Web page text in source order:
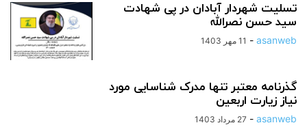
تسلیت شهردار آبادان در پی شهادت
سید حسن نصرالله
asanweb
- 11 مهر 1403
گذرنامه‌ معتبر تنها مدرک شناسایی مورد
نیاز زیارت اربعین
asanweb
- 27 مرداد 1403